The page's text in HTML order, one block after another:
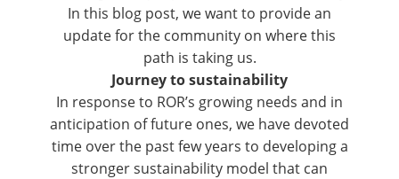
In this blog post, we want to provide an
update for the community on where this
path is taking us.
Journey to sustainability
In response to ROR’s growing needs and in
anticipation of future ones, we have devoted
time over the past few years to developing a
stronger sustainability model that can